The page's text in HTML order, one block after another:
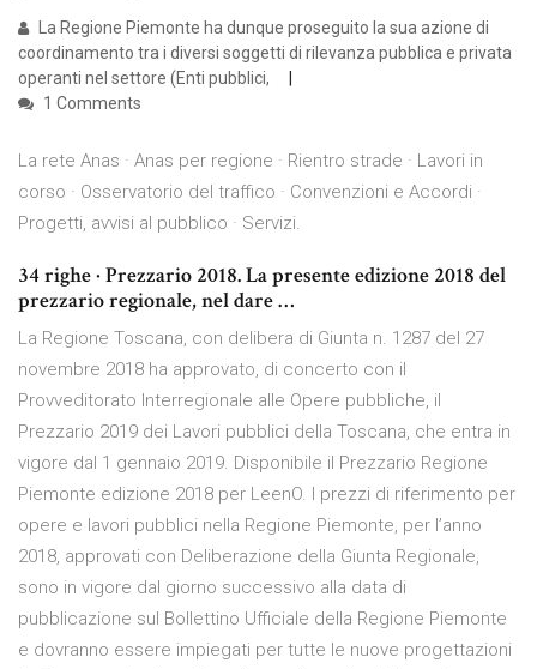
La Regione Piemonte ha dunque proseguito la sua azione di
coordinamento tra i diversi soggetti di rilevanza pubblica e privata
operanti nel settore (Enti pubblici,
1 Comments
La rete Anas · Anas per regione · Rientro strade · Lavori in
corso · Osservatorio del traffico · Convenzioni e Accordi ·
Progetti, avvisi al pubblico · Servizi.
34 righe · Prezzario 2018. La presente edizione 2018 del
prezzario regionale, nel dare …
La Regione Toscana, con delibera di Giunta n. 1287 del 27
novembre 2018 ha approvato, di concerto con il
Provveditorato Interregionale alle Opere pubbliche, il
Prezzario 2019 dei Lavori pubblici della Toscana, che entra in
vigore dal 1 gennaio 2019. Disponibile il Prezzario Regione
Piemonte edizione 2018 per LeenO. I prezzi di riferimento per
opere e lavori pubblici nella Regione Piemonte, per l’anno
2018, approvati con Deliberazione della Giunta Regionale,
sono in vigore dal giorno successivo alla data di
pubblicazione sul Bollettino Ufficiale della Regione Piemonte
e dovranno essere impiegati per tutte le nuove progettazioni